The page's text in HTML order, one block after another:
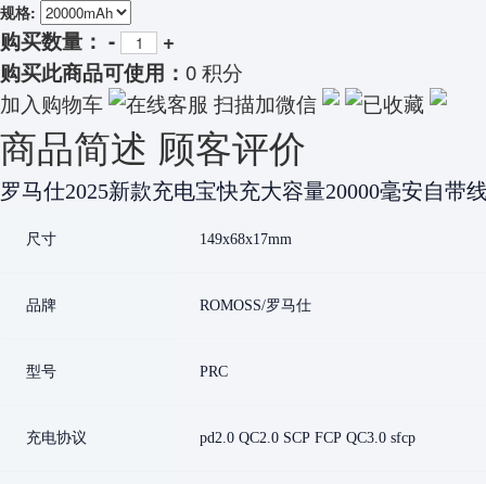
规格:
购买数量： -
+
购买此商品可使用： 0 积分
加入购物车
在线客服 扫描加微信 已收藏
商品简述 顾客评价
罗马仕2025新款充电宝快充大容量20000毫安自带
尺寸 149x68x17mm
品牌 ROMOSS/罗马仕
型号 PRC
充电协议 pd2.0 QC2.0 SCP FCP QC3.0 sfcp